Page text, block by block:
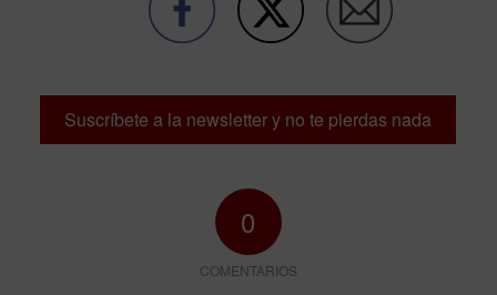
Suscríbete a la newsletter y no te pierdas nada
0
COMENTARIOS